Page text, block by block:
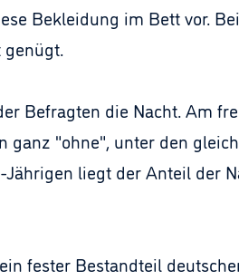
Bekleidung im Bett vor.
genügt.
Befragten die Nacht. Am
ganz "ohne", unter den
liegt der Anteil der
fester Bestandteil